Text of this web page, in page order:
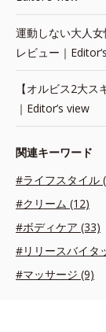
運動しない大人
レビュー｜
【オルビス2大
｜Editor’s view
関連キーワード
#ライフスタイル
#クリーム (12)
#ボディケア (33)
#リリースバイタ
#マッサージ (9)